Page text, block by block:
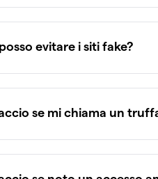
evitare i siti fake?
se mi chiama un